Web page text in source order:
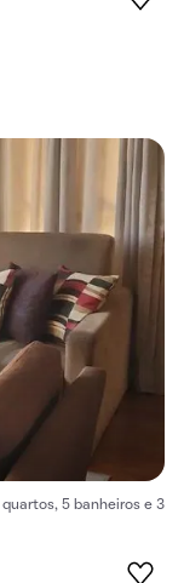
quartos, 5 banheiros e 3